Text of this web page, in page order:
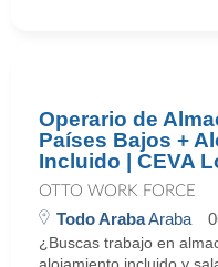
Operario de
Países Bajos +
Incluido | CEVA
OTTO WORK FORCE
Todo ArabaAraba
¿Buscas trabajo en